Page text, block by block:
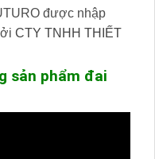
được nhập
CTY TNHH THIẾT
sản phẩm đai